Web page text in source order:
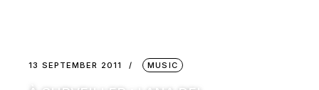
13 SEPTEMBER 2011 MUSIC